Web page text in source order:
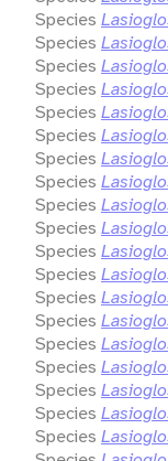
Species
Species
Species
Species
Species
Species
Species
Species
Species
Species
Species
Species
Species
Species
Species
Species
Species
Species
Species